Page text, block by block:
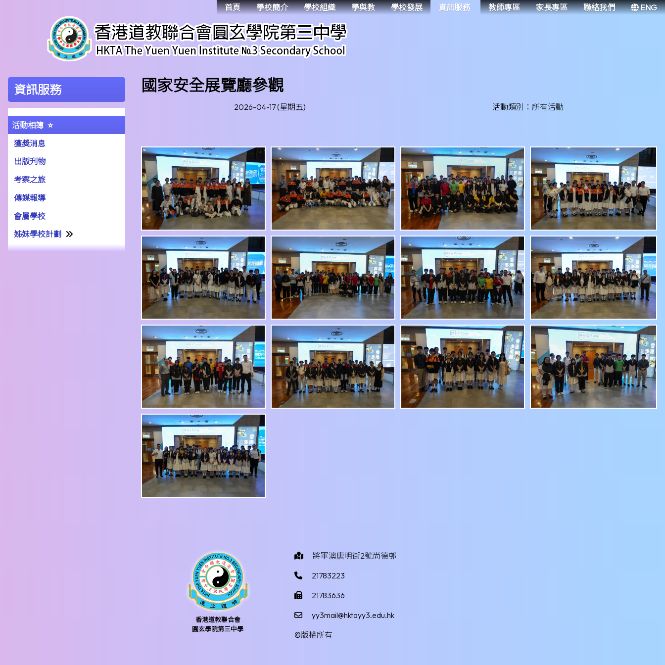
首頁 學校簡介 學校組織 學與教 學校發展 資訊服務 教師專區 家長專區 聯絡我們 ENG
資訊服務
活動相簿
獲獎消息
出版刋物
考察之旅
傳媒報導
會屬學校
姊妹學校計劃
姊妹學校交流計劃書22-23
國家安全展覽廳參觀
2026-04-17 (星期五) 活動類別：所有活動
香港道教聯合會
圓玄學院第三中學
將軍澳唐明街2號尚德邨
21783223
21783636
yy3mail@hktayy3.edu.hk
©版權所有